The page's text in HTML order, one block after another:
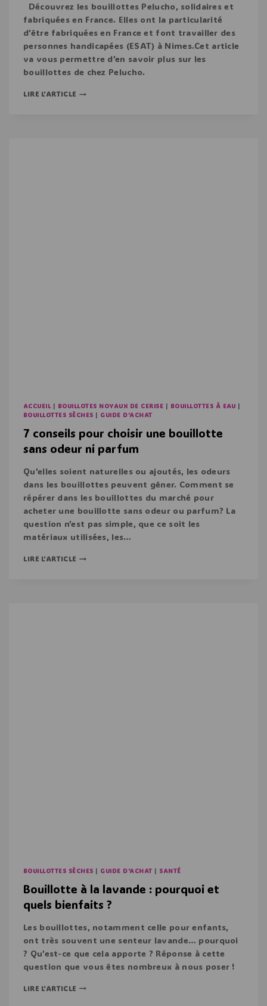
Découvrez les bouillottes Pelucho, solidaires et
fabriquées en France. Elles ont la particularité
d’être fabriquées en France et font travailler des
personnes handicapées (ESAT) à Nimes.Cet article
va vous permettre d’en savoir plus sur les
bouillottes de chez Pelucho.
LIRE L'ARTICLE
ACCUEIL| BOUILLOTES NOYAUX DE CERISE BOUILLOTTES À EAU
BOUILLOTTES SÈCHES
GUIDE D'ACHAT
7 conseils pour choisir une bouillotte
sans odeur ni parfum
Qu’elles soient naturelles ou ajoutés, les odeurs
dans les bouillottes peuvent gêner. Comment se
répérer dans les bouillottes du marché pour
acheter une bouillotte sans odeur ou parfum? La
question n’est pas simple, que ce soit les
matériaux utilisées, les…
LIRE L'ARTICLE
BOUILLOTTES SÈCHES GUIDE D'ACHAT SANTÉ
Bouillotte à la lavande : pourquoi et
quels bienfaits ?
Les bouillottes, notamment celle pour enfants,
ont très souvent une senteur lavande… pourquoi
? Qu’est-ce que cela apporte ? Réponse à cette
question que vous êtes nombreux à nous poser !
LIRE L'ARTICLE